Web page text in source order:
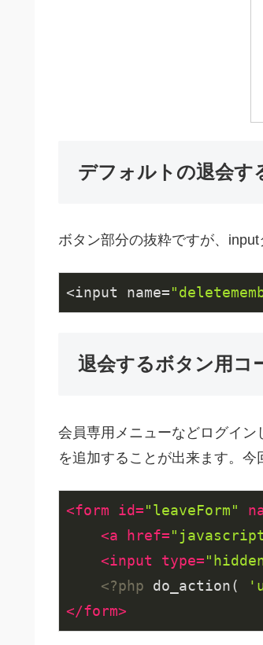
デフォルトの退会す
ボタン部分の抜粋ですが、
<input name=
退会するボタン用コ
会員専用メニューなどログイン
を追加することが出来ます。今
<form id="leaveForm"
<a href=
<input type=
<?php do_action(
</form>